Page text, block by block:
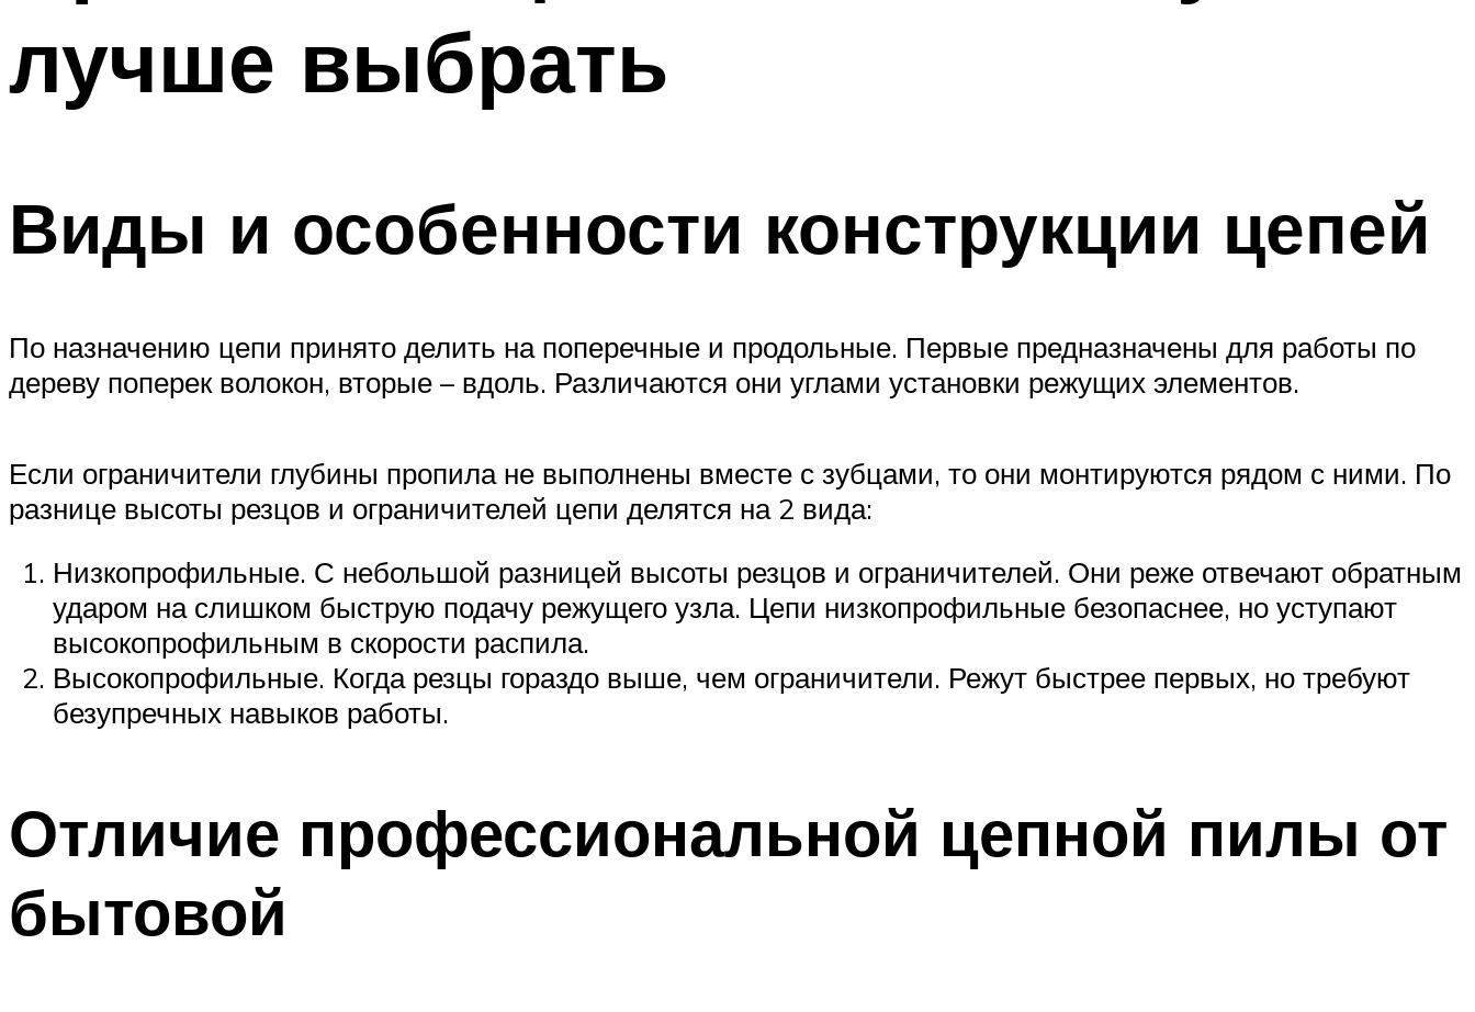
лучше выбрать
Виды и особенности конструкции цепей
По назначению цепи принято делить на поперечные и продольные. Первые предназначены для работы по
дереву поперек волокон, вторые – вдоль. Различаются они углами установки режущих элементов.
Если ограничители глубины пропила не выполнены вместе с зубцами, то они монтируются рядом с ними. По
разнице высоты резцов и ограничителей цепи делятся на 2 вида:
Низкопрофильные. С небольшой разницей высоты резцов и ограничителей. Они реже отвечают обратным
ударом на слишком быструю подачу режущего узла. Цепи низкопрофильные безопаснее, но уступают
высокопрофильным в скорости распила.
Высокопрофильные. Когда резцы гораздо выше, чем ограничители. Режут быстрее первых, но требуют
безупречных навыков работы.
Отличие профессиональной цепной пилы от
бытовой